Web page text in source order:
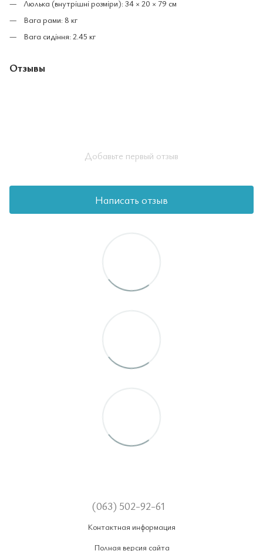
Люлька (внутрішні розміри): 34 × 20 × 79 см
Вага рами: 8 кг
Вага сидіння: 2.45 кг
Отзывы
Добавьте первый отзыв
Написать отзыв
(063) 502-92-61
Контактная информация
Полная версия сайта